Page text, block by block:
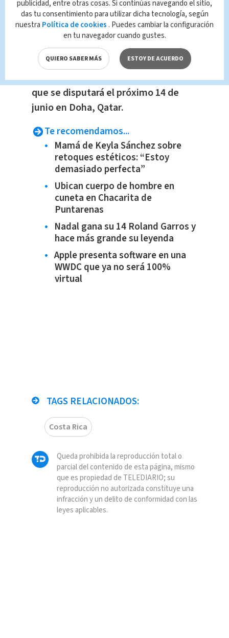
(@fedefutbolcrc)June 5, 2022
Con esto,la Tricolor se despide antes
del repechaje ante Nueva Zelanda
que se disputará el próximo 14 de
junio en Doha, Qatar.
Te recomendamos...
Mamá de Keyla Sánchez sobre
retoques estéticos: “Estoy
demasiado perfecta”
Ubican cuerpo de hombre en
cuneta en Chacarita de
Puntarenas
Nadal gana su 14 Roland Garros y
hace más grande su leyenda
Apple presenta software en una
WWDC que ya no será 100%
virtual
TAGS RELACIONADOS:
Costa Rica
Queda prohibida la reproducción total o
parcial del contenido de esta página, mismo
que es propiedad de TELEDIARIO; su
reproducción no autorizada constituye una
infracción y un delito de conformidad con las
leyes aplicables.
publicidad, entre otras cosas. Si continúas navegando el sitio,
das tu consentimiento para utilizar dicha tecnología, según
nuestra Política de cookies . Puedes cambiar la configuración
en tu navegador cuando gustes.
QUIERO SABER MÁS ESTOY DE ACUERDO